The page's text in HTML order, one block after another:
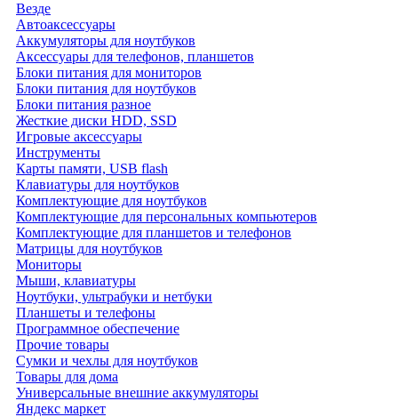
Везде
Автоаксессуары
Аккумуляторы для ноутбуков
Аксессуары для телефонов, планшетов
Блоки питания для мониторов
Блоки питания для ноутбуков
Блоки питания разное
Жесткие диски HDD, SSD
Игровые аксессуары
Инструменты
Карты памяти, USB flash
Клавиатуры для ноутбуков
Комплектующие для ноутбуков
Комплектующие для персональных компьютеров
Комплектующие для планшетов и телефонов
Матрицы для ноутбуков
Мониторы
Мыши, клавиатуры
Ноутбуки, ультрабуки и нетбуки
Планшеты и телефоны
Программное обеспечение
Прочие товары
Сумки и чехлы для ноутбуков
Товары для дома
Универсальные внешние аккумуляторы
Яндекс маркет